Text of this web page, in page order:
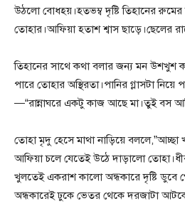
উঠলো বোধহয়।হতভম্ব দৃষ্টি তিহানের
তোহার।আফিয়া হতাশ শ্বাস ছাড়ে।ছেলের
তিহানের সাথে কথা বলার জন্য মন উশখুশ
পারে তোহার অস্থিরতা।পানির গ্লাসটা
—“রান্নাঘরে একটু কাজ আছে মা।তুই বস
তোহা মৃদু হেসে মাথা নাড়িয়ে বললে,”আচ্ছা
আফিয়া চলে যেতেই উঠে দাড়ালো
খুলতেই একরাশ কালো অন্ধকারে দৃষ্টি ডুবে
অন্ধকারেই ঢুকে ভেতর থেকে দরজাটা